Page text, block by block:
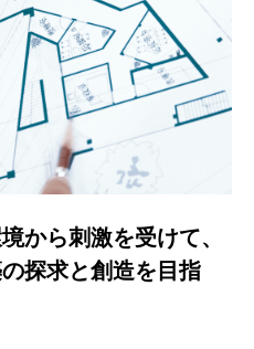
から刺激を受けて、
探求と創造を目指